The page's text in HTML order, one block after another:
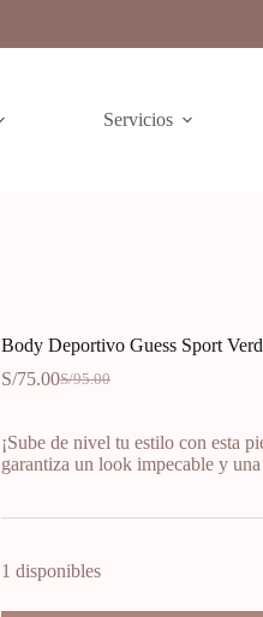
Servicios
Body Deportivo Guess Sport
S/95.00
S/75.00
¡Sube de nivel tu estilo con esta
garantiza un look impecable y
1 disponibles